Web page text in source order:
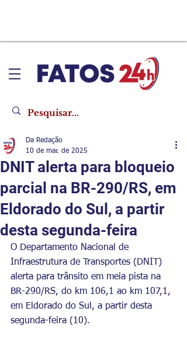
DNIT alerta para bloqueio
parcial na BR-290/RS, em
Eldorado do Sul, a partir
desta segunda-feira
Da Redação
10 de mar. de 2025
O Departamento Nacional de
Infraestrutura de Transportes (DNIT)
alerta para trânsito em meia pista na
BR-290/RS, do km 106,1 ao km 107,1,
em Eldorado do Sul, a partir desta
segunda-feira (10).